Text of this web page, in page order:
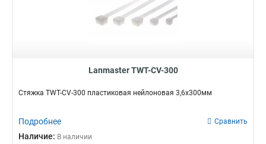
Lanmaster TWT-CV-300
Стяжка TWT-CV-300 пластиковая нейлоновая 3,6х300мм
Подробнее Сравнить
Наличие: В наличии